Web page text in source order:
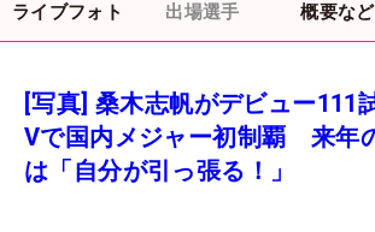
ライブフォト 出場選手 概要など
[写真] 桑木志帆がデビュー111
Vで国内メジャー初制覇 来年
は「自分が引っ張る！」